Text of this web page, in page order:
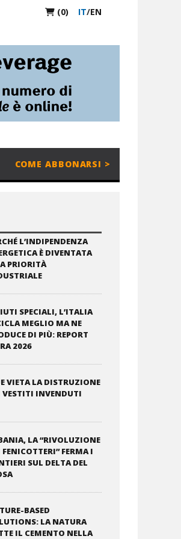
(0) IT/EN
COME ABBONARSI >
L’INDIPENDENZA
È DIVENTATA
PRIORITÀ
SPECIALI, L’ITALIA
MEGLIO MA NE
DI PIÙ: REPORT
2026
VIETA LA DISTRUZIONE
VESTITI INVENDUTI
LA “RIVOLUZIONE
FENICOTTERI” FERMA I
SUL DELTA DEL
BASED
LA NATURA
IL CEMENTO NELLA